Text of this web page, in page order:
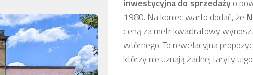
inwestycyjnado sprzedażyo
1980. Na koniec warto dodać, że
ceną za metr kwadratowy
wtórnego. To rewelacyjna
którzy nie uznają żadnej taryfy